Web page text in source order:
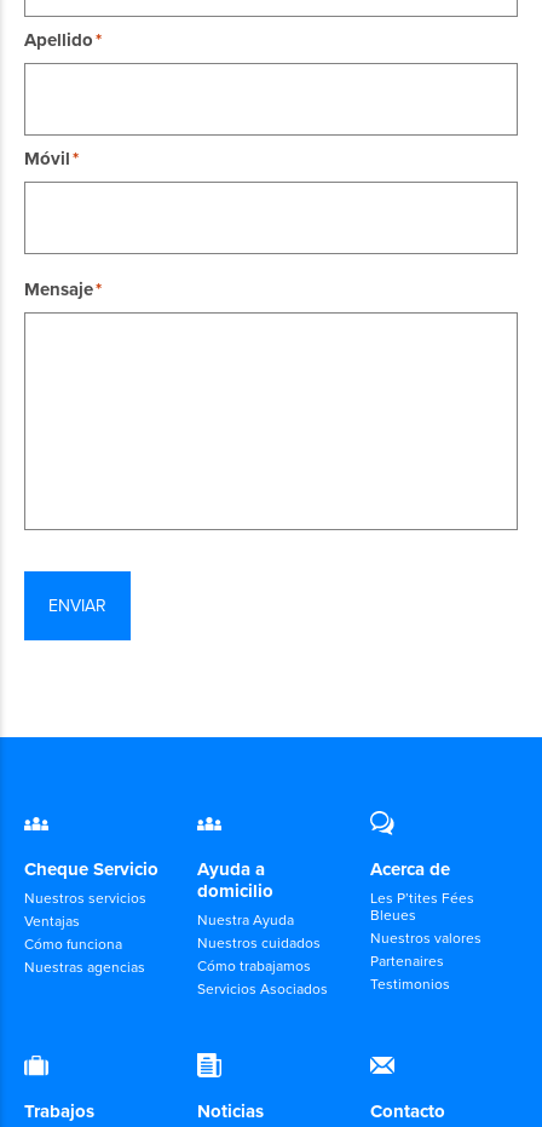
Apellido
Móvil
Mensaje
Cheque Servicio
Nuestros servicios
Ventajas
Cómo funciona
Nuestras agencias
Ayuda a
domicilio
Nuestra Ayuda
Nuestros cuidados
Cómo trabajamos
Servicios Asociados
Acerca de
Les P’tites Fées
Bleues
Nuestros valores
Partenaires
Testimonios
Trabajos Noticias Contacto